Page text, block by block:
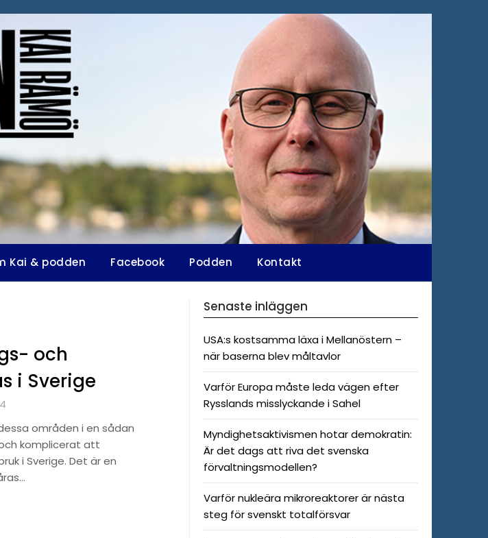
Kai & podden Facebook Podden Kontakt
och
i Sverige
områden i en sådan
komplicerat att
i Sverige. Det är en
Senaste inläggen
USA:s kostsamma läxa i Mellanöstern –
när baserna blev måltavlor
Varför Europa måste leda vägen efter
Rysslands misslyckande i Sahel
Myndighetsaktivismen hotar demokratin:
Är det dags att riva det svenska
förvaltningsmodellen?
Varför nukleära mikroreaktorer är nästa
steg för svenskt totalförsvar